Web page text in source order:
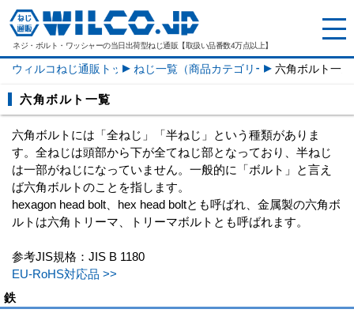
ネジ・ボルト・ワッシャーの当日出荷型ねじ通販【取扱い品番数4万点以上】
ウィルコねじ通販トップ ねじ一覧（商品カテゴリー）六角ボルト一覧
六角ボルト一覧
六角ボルトには「全ねじ」「半ねじ」という種類がありま
す。全ねじは頭部から下が全てねじ部となっており、半ねじ
は一部がねじになっていません。一般的に「ボルト」と言え
ば六角ボルトのことを指します。
hexagon head bolt、hex head boltとも呼ばれ、金属製の六角ボ
ルトは六角トリーマ、トリーマボルトとも呼ばれます。
参考JIS規格：JIS B 1180
EU-RoHS対応品 >>
鉄